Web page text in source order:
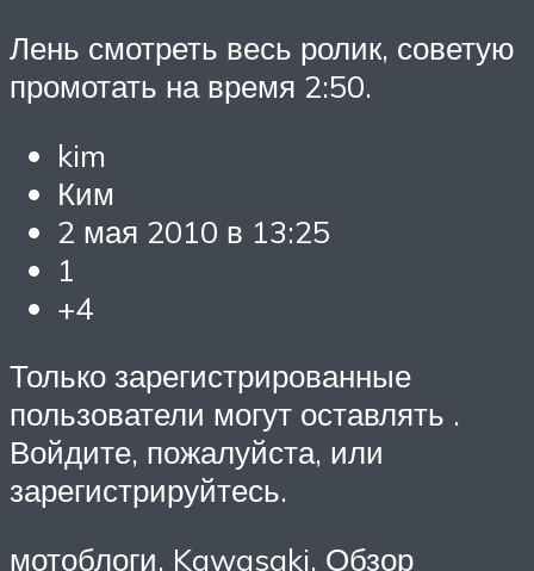
Лень смотреть весь ролик, советую
промотать на время 2:50.
kim
Ким
2 мая 2010 в 13:25
1
+4
Только зарегистрированные
пользователи могут оставлять .
Войдите, пожалуйста, или
зарегистрируйтесь.
мотоблоги, Kawasaki, Обзор